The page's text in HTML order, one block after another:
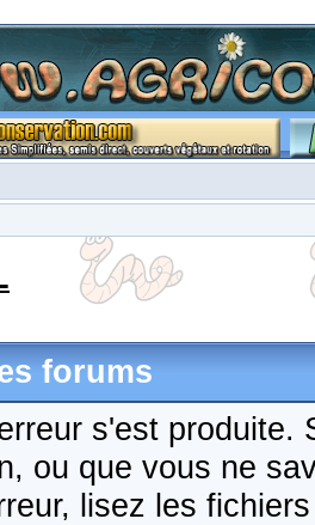
forums
s'est produite.
ou que vous ne
lisez les